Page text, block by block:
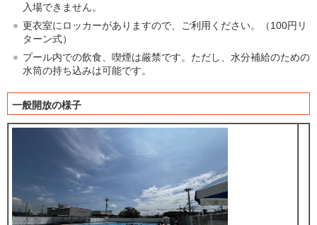
入場できません。
更衣室にロッカーがありますので、ご利用ください。（100円リ
ターン式）
プール内での飲食、喫煙は厳禁です。ただし、水分補給のための
水筒の持ち込みは可能です。
一般開放の様子